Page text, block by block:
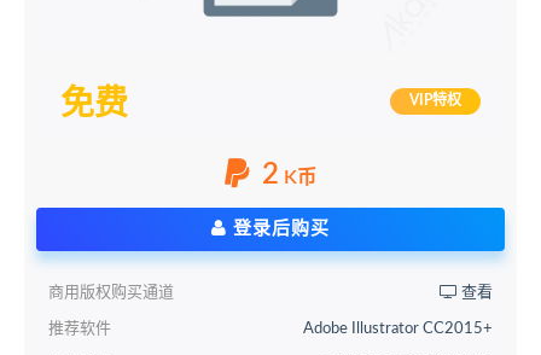
免费 VIP特权
2 K币
登录后购买
商用版权购买通道 查看
推荐软件 Adobe Illustrator CC2015+